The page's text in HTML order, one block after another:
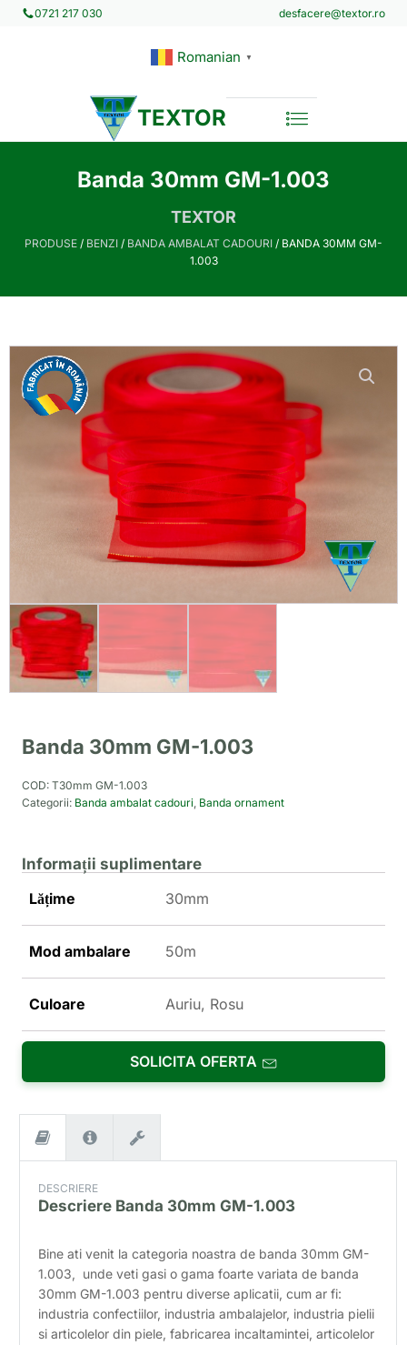
0721 217 030 desfacere@textor.ro
Romanian ▼
TEXTOR
Banda 30mm GM-1.003
TEXTOR
PRODUSE / BENZI / BANDA AMBALAT CADOURI / BANDA 30MM GM-
1.003
Banda 30mm GM-1.003
COD: T30mm GM-1.003
Categorii: Banda ambalat cadouri, Banda ornament
Informații suplimentare
Lățime
30mm
Mod ambalare 50m
Culoare Auriu, Rosu
SOLICITA OFERTA
DESCRIERE
Descriere Banda 30mm GM-1.003
Bine ati venit la categoria noastra de banda 30mm GM-
1.003, unde veti gasi o gama foarte variata de banda
30mm GM-1.003 pentru diverse aplicatii, cum ar fi:
industria confectiilor, industria ambalajelor, industria pielii
si articolelor din piele, fabricarea incaltamintei, articolelor